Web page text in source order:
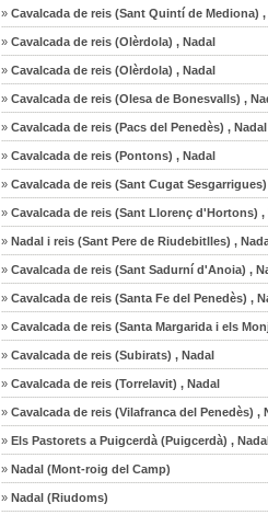
» Cavalcada de reis (Sant Quintí de Mediona) ,
» Cavalcada de reis (Olèrdola) , Nadal
» Cavalcada de reis (Olèrdola) , Nadal
» Cavalcada de reis (Olesa de Bonesvalls) ,
» Cavalcada de reis (Pacs del Penedès) , Nadal
» Cavalcada de reis (Pontons) , Nadal
» Cavalcada de reis (Sant Cugat
» Cavalcada de reis (Sant Llorenç d'Hortons) ,
» Nadal i reis (Sant Pere de Riudebitlles) ,
» Cavalcada de reis (Sant Sadurní d'Anoia) ,
» Cavalcada de reis (Santa Fe del Penedès) ,
» Cavalcada de reis (Santa Margarida i els
» Cavalcada de reis (Subirats) , Nadal
» Cavalcada de reis (Torrelavit) , Nadal
» Cavalcada de reis (Vilafranca del Penedès) ,
» Els Pastorets a Puigcerdà (Puigcerdà) ,
» Nadal (Mont-roig del Camp)
» Nadal (Riudoms)